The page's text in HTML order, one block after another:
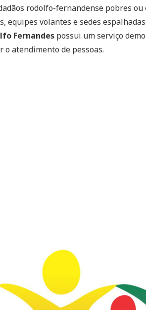
rodolfo-fernandense pobres
equipes volantes e sedes
Fernandes possui um serviço
o atendimento de pessoas.